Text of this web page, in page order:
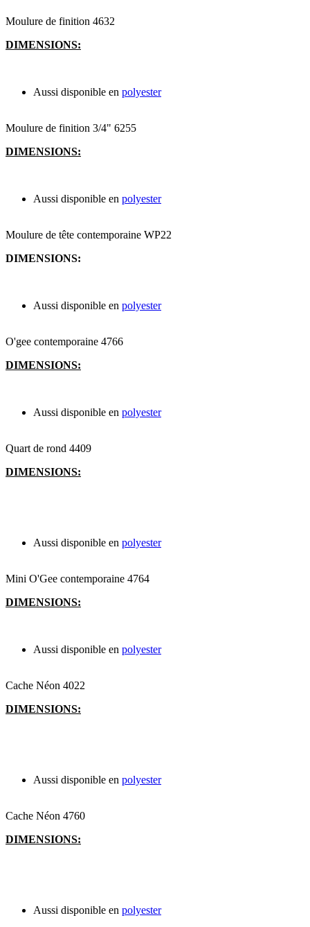
Moulure de finition 4632
DIMENSIONS:
Aussi disponible en polyester
Moulure de finition 3/4" 6255
DIMENSIONS:
Aussi disponible en polyester
Moulure de tête contemporaine WP22
DIMENSIONS:
Aussi disponible en polyester
O'gee contemporaine 4766
DIMENSIONS:
Aussi disponible en polyester
Quart de rond 4409
DIMENSIONS:
Aussi disponible en polyester
Mini O'Gee contemporaine 4764
DIMENSIONS:
Aussi disponible en polyester
Cache Néon 4022
DIMENSIONS:
Aussi disponible en polyester
Cache Néon 4760
DIMENSIONS:
Aussi disponible en polyester